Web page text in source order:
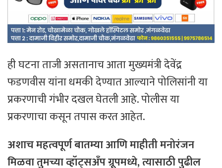
ही घटना ताजी असतानाच आता मुख्यमंत्री देवेंद्र
फडणवीस यांना धमकी देण्यात आल्याने पोलिसांनी या
प्रकरणाची गंभीर दखल घेतली आहे. पोलीस या
प्रकरणाचा कसून तपास करत आहेत.
अशाचमहत्वपूर्णबातम्याआणिमाहीतीमनोरंजन
मिळवातुमच्याव्हॉट्सअँपग्रूपमध्ये,त्यासाठीपुढील